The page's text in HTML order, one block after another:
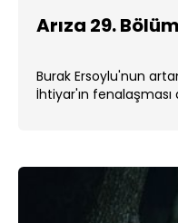
Arıza 29.
Burak Ersoylu'nun
İhtiyar'ın fenalaşması